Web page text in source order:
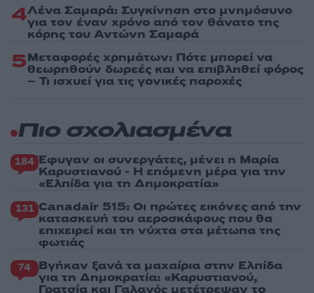
4Λένα Σαμαρά: Συγκίνηση στο μνημόσυνο
για τον έναν χρόνο από τον θάνατο της
κόρης του Αντώνη Σαμαρά
5Μεταφορές χρημάτων: Πότε μπορεί να
θεωρηθούν δωρεές και να επιβληθεί φόρος
– Τι ισχυεί για τις γονικές παροχές
Πιο σχολιασμένα
184 Έφυγαν οι συνεργάτες, μένει η Μαρία
Καρυστιανού - Η επόμενη μέρα για την
«Ελπίδα για τη Δημοκρατία»
131 Canadair 515: Οι πρώτες εικόνες από την
κατασκευή του αεροσκάφους που θα
επιχειρεί και τη νύχτα στα μέτωπα της
φωτιάς
74 Βγήκαν ξανά τα μαχαίρια στην Ελπίδα
για τη Δημοκρατία: «Καρυστιανού,
Γρατσία και Γαλανός μετέτρεψαν το